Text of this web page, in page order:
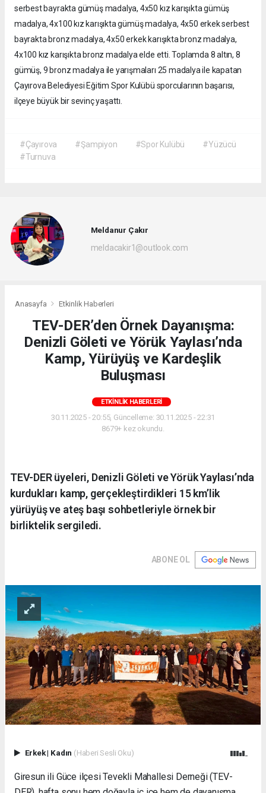
serbest bayrakta gümüş madalya, 4x50 kız karışıkta gümüş
madalya, 4x100 kız karışıkta gümüş madalya, 4x50 erkek serbest
bayrakta bronz madalya, 4x50 erkek karışıkta bronz madalya,
4x100 kız karışıkta bronz madalya elde etti. Toplamda 8 altın, 8
gümüş, 9 bronz madalya ile yarışmaları 25 madalya ile kapatan
Çayırova Belediyesi Eğitim Spor Kulübü sporcularının başarısı,
ilçeye büyük bir sevinç yaşattı.
#Çayırova #Şampiyon #Spor Kulübü
#Yüzücü
#Turnuva
Meldanur Çakır
meldacakir1@outlook.com
Anasayfa Etkinlik Haberleri
TEV-DER’den Örnek Dayanışma:
Denizli Göleti ve Yörük Yaylası’nda
Kamp, Yürüyüş ve Kardeşlik
Buluşması
ETKINLIK HABERLERI
30.11.2025 - 20:55, Güncelleme: 30.11.2025 - 22:31
8679+ kez okundu.
TEV-DER üyeleri, Denizli Göleti ve Yörük Yaylası’nda
kurdukları kamp, gerçekleştirdikleri 15 km’lik
yürüyüş ve ateş başı sohbetleriyle örnek bir
birliktelik sergiledi.
ABONE OL
Erkek| Kadın (Haberi Sesli Oku)
Giresun ili Güce ilçesi Tevekli Mahallesi Derneği (TEV-